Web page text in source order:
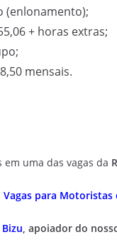
(enlonamento);
+ horas extras;
mensais.
uma das vagas da
Vagas para Motoristas
, apoiador do